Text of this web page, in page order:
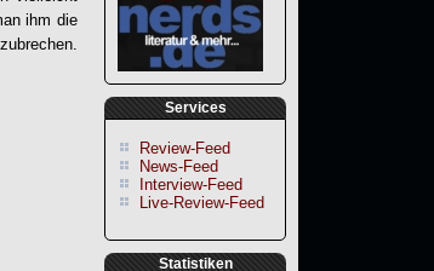
Services
Review-Feed
News-Feed
Interview-Feed
Live-Review-Feed
Statistiken
ihm die